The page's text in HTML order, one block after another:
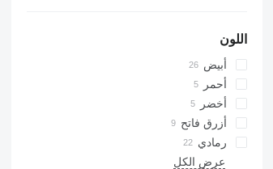
اللون
أبيض
أحمر
أخضر
أزرق فاتح
رمادي
عرض الكل